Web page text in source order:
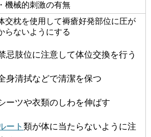
機械的刺激の有無
交枕を使用して褥瘡好発部位に圧が
らないようにする
忌肢位に注意して体位交換を行う
身清拭などで清潔を保つ
ーツや衣類のしわを伸ばす
ート 類が体に当たらないように注